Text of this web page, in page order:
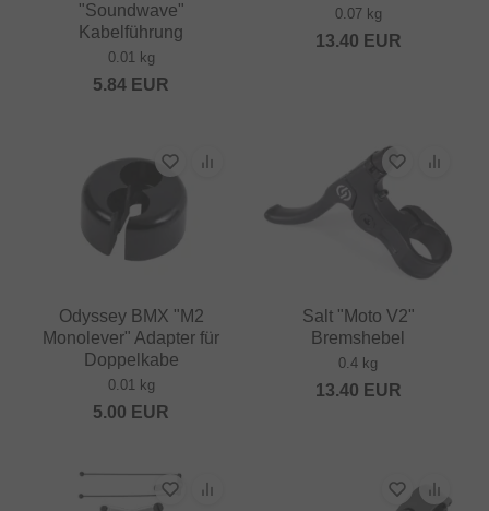
"Soundwave"
Kabelführung
0.01 kg
5.84 EUR
0.07 kg
13.40 EUR
Odyssey BMX "M2
Monolever" Adapter für
Doppelkabe
0.01 kg
5.00 EUR
Salt "Moto V2"
Bremshebel
0.4 kg
13.40 EUR